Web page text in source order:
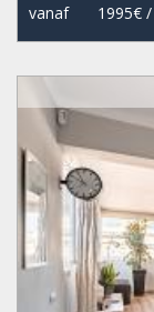
vanaf 1995€/